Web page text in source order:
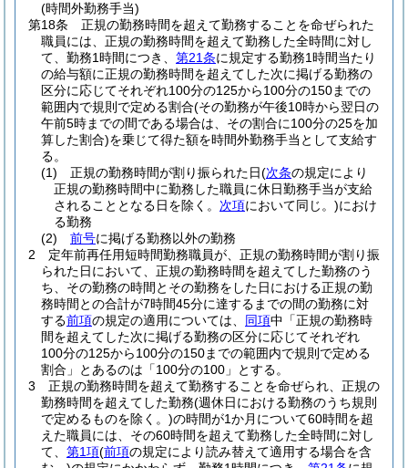
(時間外勤務手当)
第18条
正規の勤務時間を超えて勤務することを命ぜられた
職員には、正規の勤務時間を超えて勤務した全時間に対し
て、勤務1時間につき、 第21条に規定する勤務1時間当たり
の給与額に正規の勤務時間を超えてした次に掲げる勤務の
区分に応じてそれぞれ100分の125から100分の150までの
範囲内で規則で定める割合(その勤務が午後10時から翌日の
午前5時までの間である場合は、その割合に100分の25を加
算した割合)を乗じて得た額を時間外勤務手当として支給す
る。
(1)
正規の勤務時間が割り振られた日(次条の規定により
正規の勤務時間中に勤務した職員に休日勤務手当が支給
されることとなる日を除く。 次項において同じ。)におけ
る勤務
(2)
前号に掲げる勤務以外の勤務
2
定年前再任用短時間勤務職員が、正規の勤務時間が割り振
られた日において、正規の勤務時間を超えてした勤務のう
ち、その勤務の時間とその勤務をした日における正規の勤
務時間との合計が7時間45分に達するまでの間の勤務に対
する前項の規定の適用については、 同項中「正規の勤務時
間を超えてした次に掲げる勤務の区分に応じてそれぞれ
100分の125から100分の150までの範囲内で規則で定める
割合」とあるのは「100分の100」とする。
3
正規の勤務時間を超えて勤務することを命ぜられ、正規の
勤務時間を超えてした勤務(週休日における勤務のうち規則
で定めるものを除く。)の時間が1か月について60時間を超
えた職員には、その60時間を超えて勤務した全時間に対し
て、 第1項(前項の規定により読み替えて適用する場合を含